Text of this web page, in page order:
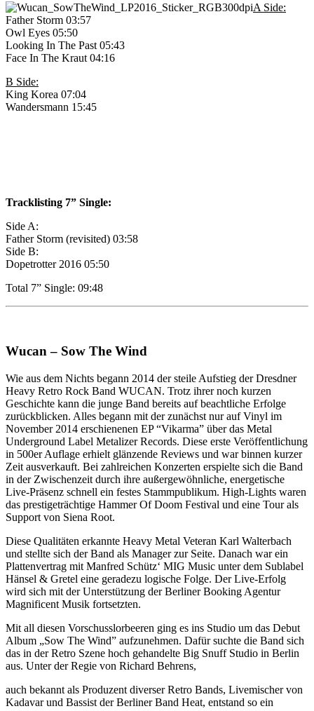
A Side:
Father Storm 03:57
Owl Eyes 05:50
Looking In The Past 05:43
Face In The Kraut 04:16
B Side:
King Korea 07:04
Wandersmann 15:45
Tracklisting 7” Single:
Side A:
Father Storm (revisited) 03:58
Side B:
Dopetrotter 2016 05:50
Total 7” Single: 09:48
Wucan – Sow The Wind
Wie aus dem Nichts begann 2014 der steile Aufstieg der Dresdner
Heavy Retro Rock Band WUCAN. Trotz ihrer noch kurzen
Geschichte kann die junge Band bereits auf beachtliche Erfolge
zurückblicken. Alles begann mit der zunächst nur auf Vinyl im
November 2014 erschienenen EP “Vikarma” über das Metal
Underground Label Metalizer Records. Diese erste Veröffentlichung
in 500er Auflage erhielt glänzende Reviews und war binnen kurzer
Zeit ausverkauft. Bei zahlreichen Konzerten erspielte sich die Band
in der Zwischenzeit durch ihre außergewöhnliche, energetische
Live-Präsenz schnell ein festes Stammpublikum. High-Lights waren
das prestigeträchtige Hammer Of Doom Festival und eine Tour als
Support von Siena Root.
Diese Qualitäten erkannte Heavy Metal Veteran Karl Walterbach
und stellte sich der Band als Manager zur Seite. Danach war ein
Plattenvertrag mit Manfred Schütz‘ MIG Music unter dem Sublabel
Hänsel & Gretel eine geradezu logische Folge. Der Live-Erfolg
wird sich mit der Unterstützung der Berliner Booking Agentur
Magnificent Musik fortsetzten.
Mit all diesen Vorschusslorbeeren ging es ins Studio um das Debut
Album „Sow The Wind” aufzunehmen. Dafür suchte die Band sich
das in der Retro Szene hoch gehandelte Big Snuff Studio in Berlin
aus. Unter der Regie von Richard Behrens,
auch bekannt als Produzent diverser Retro Bands, Livemischer von
Kadavar und Bassist der Berliner Band Heat, entstand so ein